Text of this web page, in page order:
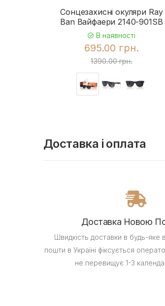
Сонцезахисні окуляри Ray
Ban Вайфаери 2140-901SB
В наявності
695.00 грн.
1390.00 грн.
Доставка і оплата
Доставка Новою
Швидкість доставки в будь-яке
пошти в Україні фіксується
не перевищує 1-3